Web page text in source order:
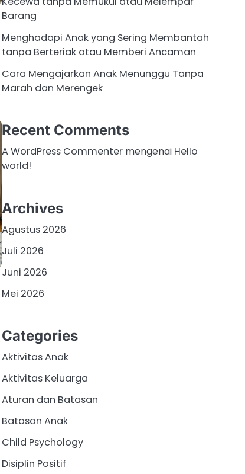
Barang
Menghadapi Anak yang Sering Membantah
tanpa Berteriak atau Memberi Ancaman
Cara Mengajarkan Anak Menunggu Tanpa
Marah dan Merengek
Recent Comments
A WordPress Commenter mengenai Hello
world!
Archives
Agustus 2026
Juli 2026
Juni 2026
Mei 2026
Categories
Aktivitas Anak
Aktivitas Keluarga
Aturan dan Batasan
Batasan Anak
Child Psychology
Disiplin Positif